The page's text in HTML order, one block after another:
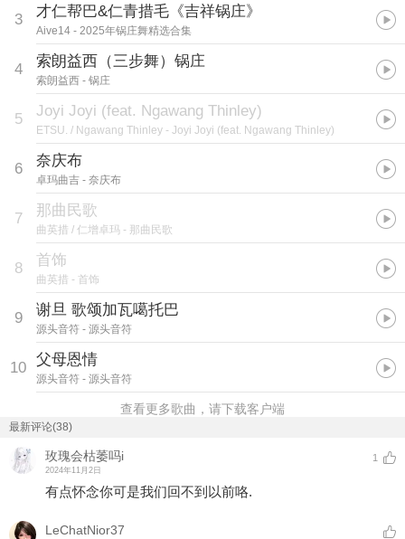
3 才仁帮巴&仁青措毛《吉祥锅庄》
Aive14 - 2025年锅庄舞精选合集
4 索朗益西（三步舞）锅庄
索朗益西 - 锅庄
5 Joyi Joyi (feat. Ngawang Thinley)
ETSU. / Ngawang Thinley - Joyi Joyi (feat. Ngawang Thinley)
6 奈庆布
卓玛曲吉 - 奈庆布
7 那曲民歌
曲英措 / 仁增卓玛 - 那曲民歌
8 首饰
曲英措 - 首饰
9 谢旦 歌颂加瓦噶托巴
源头音符 - 源头音符
10 父母恩情
源头音符 - 源头音符
查看更多歌曲，请下载客户端
最新评论(38)
玫瑰会枯萎吗i
2024年11月2日
1
有点怀念你可是我们回不到以前咯.
LeChatNior37